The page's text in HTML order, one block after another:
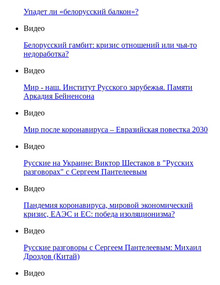
Упадет ли «белорусский балкон»?
Видео
Белорусский гамбит: кризис отношений или чья-то
недоработка?
Видео
Мир - наш. Институт Русского зарубежья. Памяти
Аркадия Бейненсона
Видео
Мир после коронавируса – Евразийская повестка 2030
Видео
Русские на Украине: Виктор Шестаков в "Русских
разговорах" с Сергеем Пантелеевым
Видео
Пандемия коронавируса, мировой экономический
кризис, ЕАЭС и ЕС: победа изоляционизма?
Видео
Русские разговоры с Сергеем Пантелеевым: Михаил
Дроздов (Китай)
Видео